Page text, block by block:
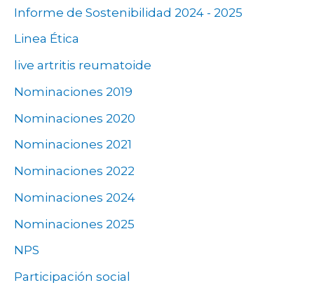
Informe de Sostenibilidad 2024 - 2025
Linea Ética
live artritis reumatoide
Nominaciones 2019
Nominaciones 2020
Nominaciones 2021
Nominaciones 2022
Nominaciones 2024
Nominaciones 2025
NPS
Participación social